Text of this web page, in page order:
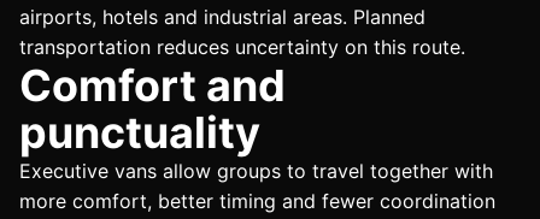
airports, hotels and industrial areas. Planned
transportation reduces uncertainty on this route.
Comfort and
punctuality
Executive vans allow groups to travel together with
more comfort, better timing and fewer coordination